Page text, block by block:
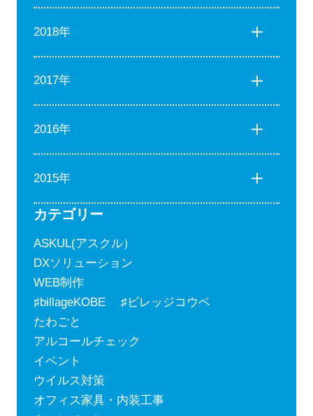
2018年
2017年
2016年
2015年
カテゴリー
ASKUL(アスクル）
DXソリューション
WEB制作
♯billageKOBE ♯ビレッジコウベ
たわごと
アルコールチェック
イベント
ウイルス対策
オフィス家具・内装工事